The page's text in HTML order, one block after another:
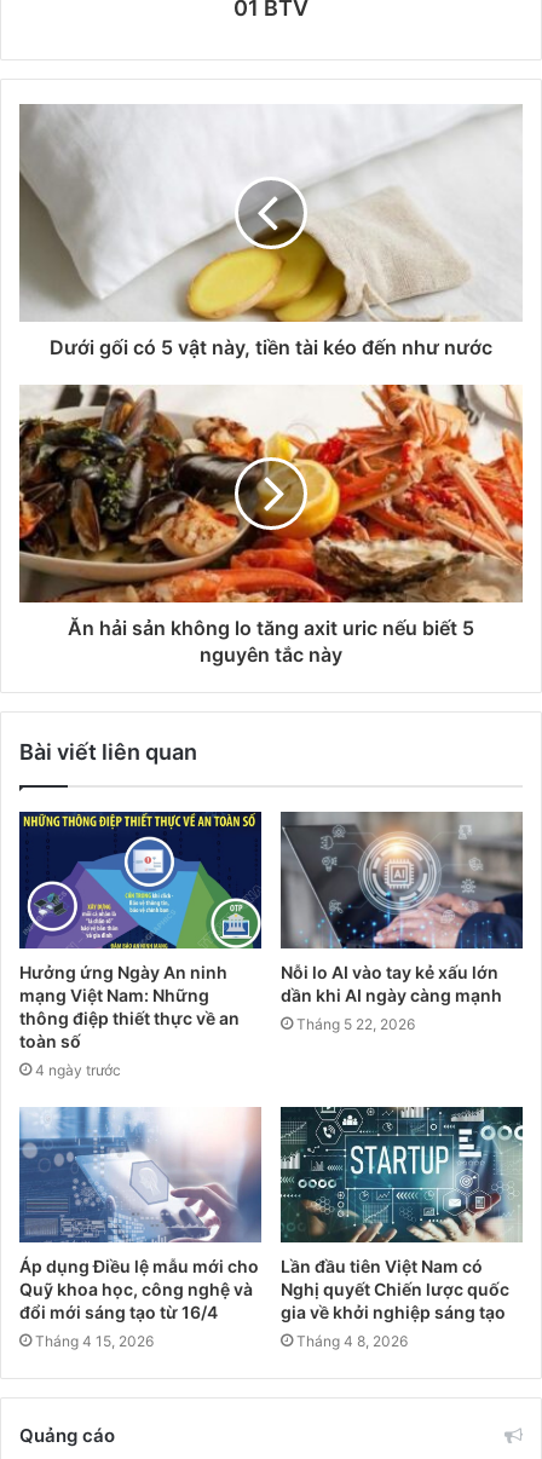
01 BTV
Dưới gối có 5 vật này, tiền tài kéo đến như nước
Ăn hải sản không lo tăng axit uric nếu biết 5
nguyên tắc này
Bài viết liên quan
Hưởng ứng Ngày An ninh
mạng Việt Nam: Những
thông điệp thiết thực về an
toàn số
4 ngày trước
Nỗi lo AI vào tay kẻ xấu lớn
dần khi AI ngày càng mạnh
Tháng 5 22, 2026
Áp dụng Điều lệ mẫu mới cho
Quỹ khoa học, công nghệ và
đổi mới sáng tạo từ 16/4
Tháng 4 15, 2026
Lần đầu tiên Việt Nam có
Nghị quyết Chiến lược quốc
gia về khởi nghiệp sáng tạo
Tháng 4 8, 2026
Quảng cáo